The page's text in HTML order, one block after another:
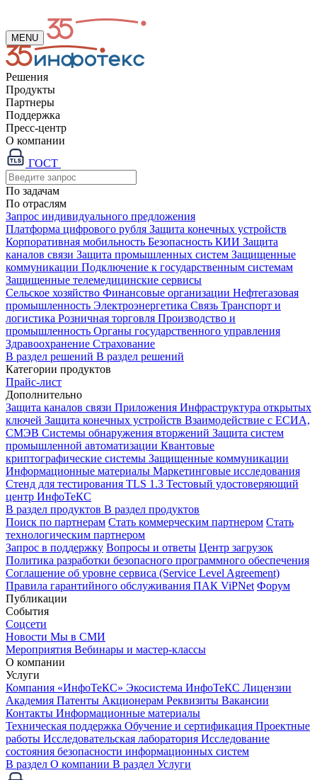
MENU
Решения
Продукты
Партнеры
Поддержка
Пресс-центр
О компании
ГОСТ
По задачам
По отраслям
Запрос индивидуального предложения
Платформа цифрового рубля Защита конечных устройств
Корпоративная мобильность Безопасность КИИ Защита
каналов связи Защита промышленных систем Защищенные
коммуникации Подключение к государственным системам
Защищенные телемедицинские сервисы
Сельское хозяйство Финансовые организации Нефтегазовая
промышленность Электроэнергетика Связь Транспорт и
логистика Розничная торговля Производство и
промышленность Органы государственного управления
Здравоохранение Страхование
В раздел решений В раздел решений
Категории продуктов
Прайс-лист
Дополнительно
Защита каналов связи Приложения Инфраструктура открытых
ключей Защита конечных устройств Взаимодействие с ЕСИА,
СМЭВ Системы обнаружения вторжений Защита систем
промышленной автоматизации Квантовые
криптографические системы Защищенные коммуникации
Информационные материалы Маркетинговые исследования
Стенд для тестирования TLS 1.3 Тестовый удостоверяющий
центр ИнфоТеКС
В раздел продуктов В раздел продуктов
Поиск по партнерам Стать коммерческим партнером Стать
технологическим партнером
Запрос в поддержку Вопросы и ответы Центр загрузок
Политика разработки безопасного программного обеспечения
Соглашение об уровне сервиса (Service Level Agreement)
Правила гарантийного обслуживания ПАК ViPNet Форум
Публикации
События
Соцсети
Новости Мы в СМИ
Мероприятия Вебинары и мастер-классы
О компании
Услуги
Компания «ИнфоТеКС» Экосистема ИнфоТеКС Лицензии
Академия Патенты Акционерам Реквизиты Вакансии
Контакты Информационные материалы
Техническая поддержка Обучение и сертификация Проектные
работы Исследовательская лаборатория Исследование
состояния безопасности информационных систем
В раздел О компании В раздел Услуги